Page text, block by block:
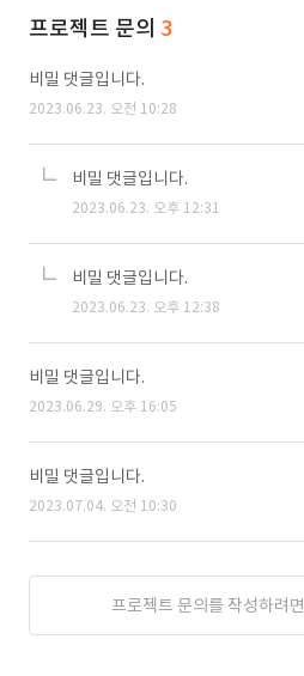
프로젝트 문의 3
비밀 댓글입니다.
2023.06.23. 오전 10:28
비밀 댓글입니다.
2023.06.23. 오후 12:31
비밀 댓글입니다.
2023.06.23. 오후 12:38
비밀 댓글입니다.
2023.06.29. 오후 16:05
비밀 댓글입니다.
2023.07.04. 오전 10:30
프로젝트 문의를 작성하려면